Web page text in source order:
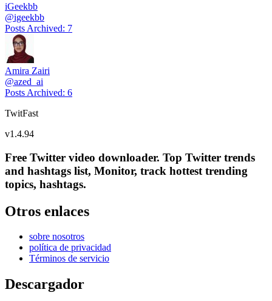
iGeekbb
@igeekbb
Posts Archived: 7
Amira Zairi
@azed_ai
Posts Archived: 6
TwitFast
v1.4.94
Free Twitter video downloader. Top Twitter trends
and hashtags list, Monitor, track hottest trending
topics, hashtags.
Otros enlaces
sobre nosotros
política de privacidad
Términos de servicio
Descargador